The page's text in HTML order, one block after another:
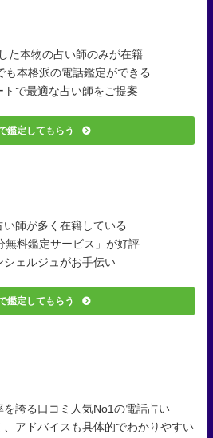
た本物の占い師のみが在籍
も本格派の電話鑑定ができる
トで最適な占い師をご提案
鑑定してもらう
い師が多く在籍している
無料鑑定サービス」が好評
シェルジュがお手伝い
鑑定してもらう
を誇る口コミ人気No1の電話占い
、アドバイスも具体的でわかりやすい